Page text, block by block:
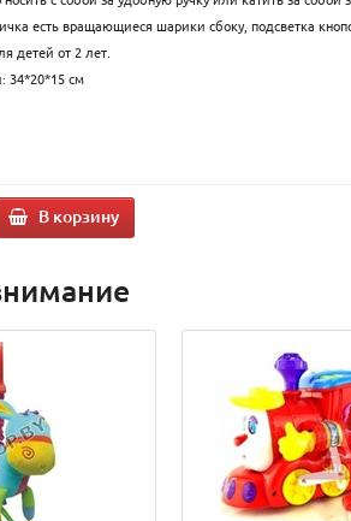
есть вращающиеся шарики сбоку, подсветка
детей от 2 лет.
34*20*15 см
В корзину